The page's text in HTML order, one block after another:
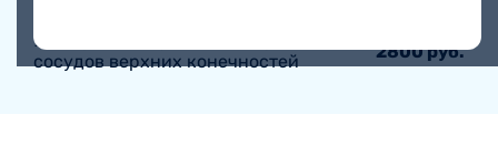
УЗИ брахиоцефальных сосудов и
сосудов верхних конечностей
2800 руб.